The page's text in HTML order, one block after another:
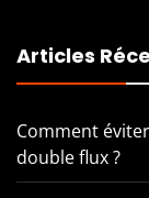
Articles
Comment
double flux ?